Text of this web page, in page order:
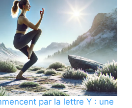
par la lettre Y : une